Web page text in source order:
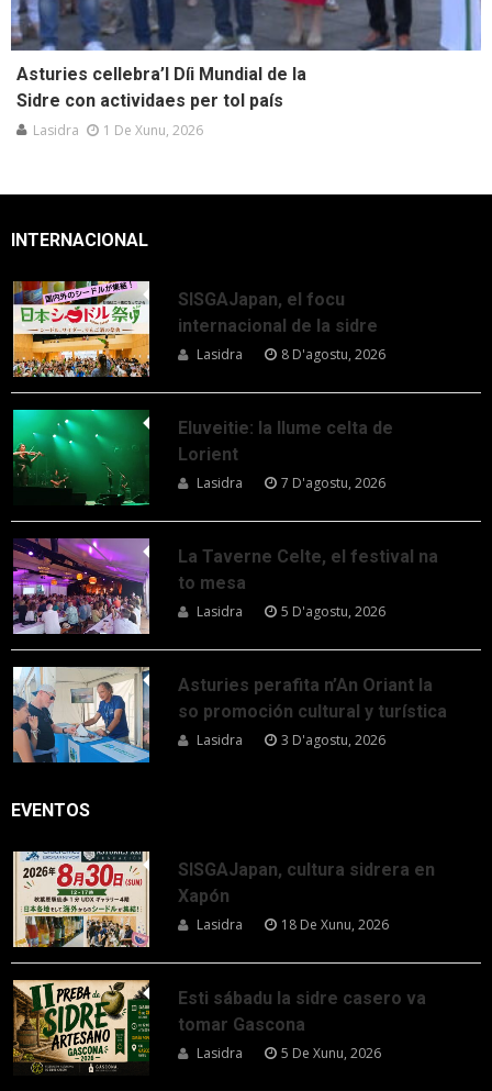
Asturies cellebra’l Díi Mundial de la
Sidre con actividaes per tol país
Lasidra 1 De Xunu, 2026
INTERNACIONAL
SISGAJapan, el focu
internacional de la sidre
Lasidra 8 D'agostu, 2026
Eluveitie: la llume celta de
Lorient
Lasidra 7 D'agostu, 2026
La Taverne Celte, el festival na
to mesa
Lasidra 5 D'agostu, 2026
Asturies perafita n’An Oriant la
so promoción cultural y turística
Lasidra 3 D'agostu, 2026
EVENTOS
SISGAJapan, cultura sidrera en
Xapón
Lasidra 18 De Xunu, 2026
Esti sábadu la sidre casero va
tomar Gascona
Lasidra 5 De Xunu, 2026